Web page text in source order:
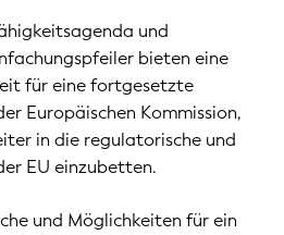
und
bieten eine
für eine fortgesetzte
Europäischen Kommission,
in die regulatorische und
EU einzubetten.
und Möglichkeiten für ein